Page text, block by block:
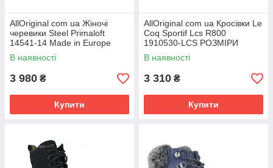
AllOriginal com ua Жіночі
черевики Steel Primaloft
14541-14 Made in Europe
РОЗМІРИ ЗАПИТУЙТЕ
В наявності
3 980 ₴
Купити
AllOriginal com ua Кросівки Le
Coq Sportif Lcs R800
1910530-LCS РОЗМІРИ
ЗАПИТУЙТЕ
В наявності
3 310 ₴
Купити